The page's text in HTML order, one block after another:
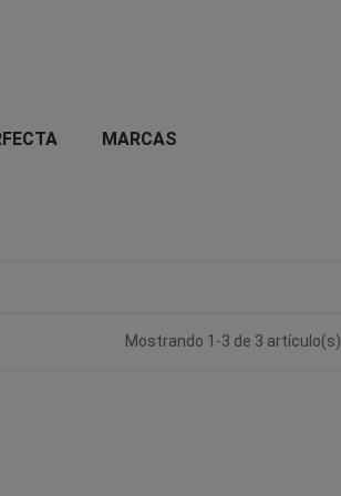
MARCAS
Mostrando 1-3 de 3 artículo(s)